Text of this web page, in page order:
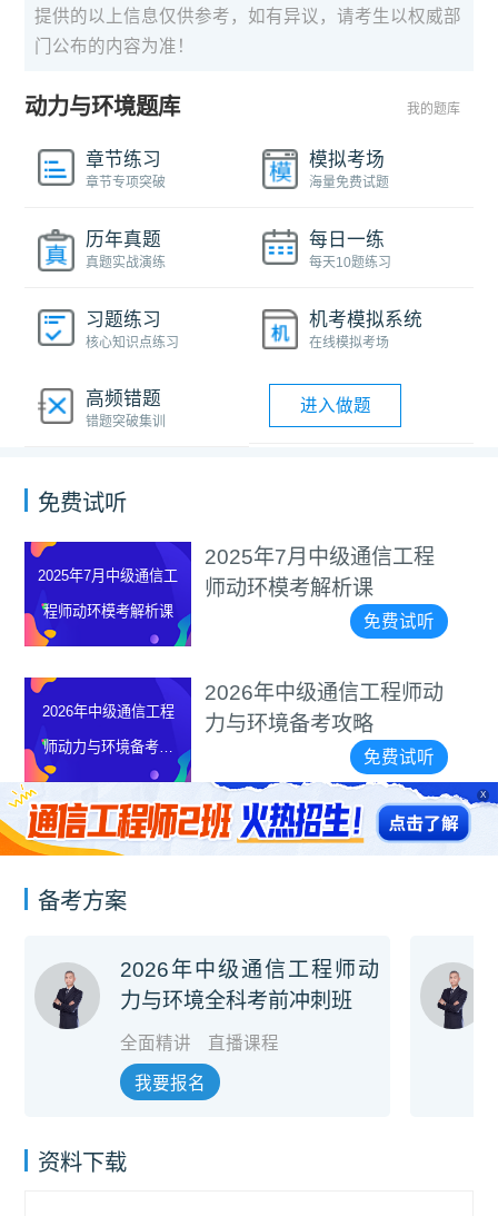
提供的以上信息仅供参考，如有异议，请考生以权威部
门公布的内容为准！
动力与环境题库 我的题库
章节练习
章节专项突破
模拟考场
海量免费试题
历年真题
真题实战演练
每日一练
每天10题练习
习题练习
核心知识点练习
机考模拟系统
在线模拟考场
高频错题
错题突破集训
进入做题
免费试听
2025年7月中级通信工
程师动环模考解析课
2025年7月中级通信工程
师动环模考解析课
免费试听
2026年中级通信工程
师动力与环境备考攻
略
2026年中级通信工程师动
力与环境备考攻略
免费试听
X
备考方案
2026年中级通信工程师动
力与环境全科考前冲刺班
全面精讲 直播课程
我要报名
资料下载